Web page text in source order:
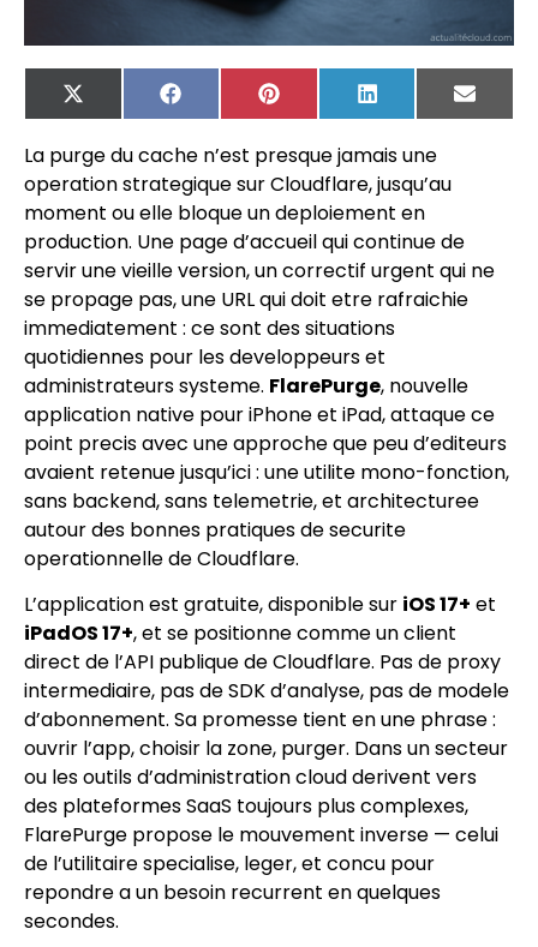
X
(Twitter)
FacebookPinterest LinkedIn
Email
La purge du cache n’est presque jamais une
operation strategique sur Cloudflare, jusqu’au
moment ou elle bloque un deploiement en
production. Une page d’accueil qui continue de
servir une vieille version, un correctif urgent qui ne
se propage pas, une URL qui doit etre rafraichie
immediatement : ce sont des situations
quotidiennes pour les developpeurs et
administrateurs systeme. FlarePurge, nouvelle
application native pour iPhone et iPad, attaque ce
point precis avec une approche que peu d’editeurs
avaient retenue jusqu’ici : une utilite mono-fonction,
sans backend, sans telemetrie, et architecturee
autour des bonnes pratiques de securite
operationnelle de Cloudflare.
L’application est gratuite, disponible sur iOS 17+ et
iPadOS 17+, et se positionne comme un client
direct de l’API publique de Cloudflare. Pas de proxy
intermediaire, pas de SDK d’analyse, pas de modele
d’abonnement. Sa promesse tient en une phrase :
ouvrir l’app, choisir la zone, purger. Dans un secteur
ou les outils d’administration cloud derivent vers
des plateformes SaaS toujours plus complexes,
FlarePurge propose le mouvement inverse — celui
de l’utilitaire specialise, leger, et concu pour
repondre a un besoin recurrent en quelques
secondes.